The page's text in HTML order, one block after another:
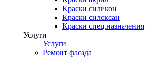
Краски силикон
Краски силоксан
Краски спец.назначения
Услуги
Услуги
Ремонт фасада